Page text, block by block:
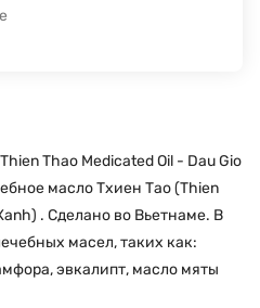
Thao Medicated Oil - Dau Gio
масло Тхиен Тао (Thien
. Сделано во Вьетнаме. В
масел, таких как:
эвкалипт, масло мяты